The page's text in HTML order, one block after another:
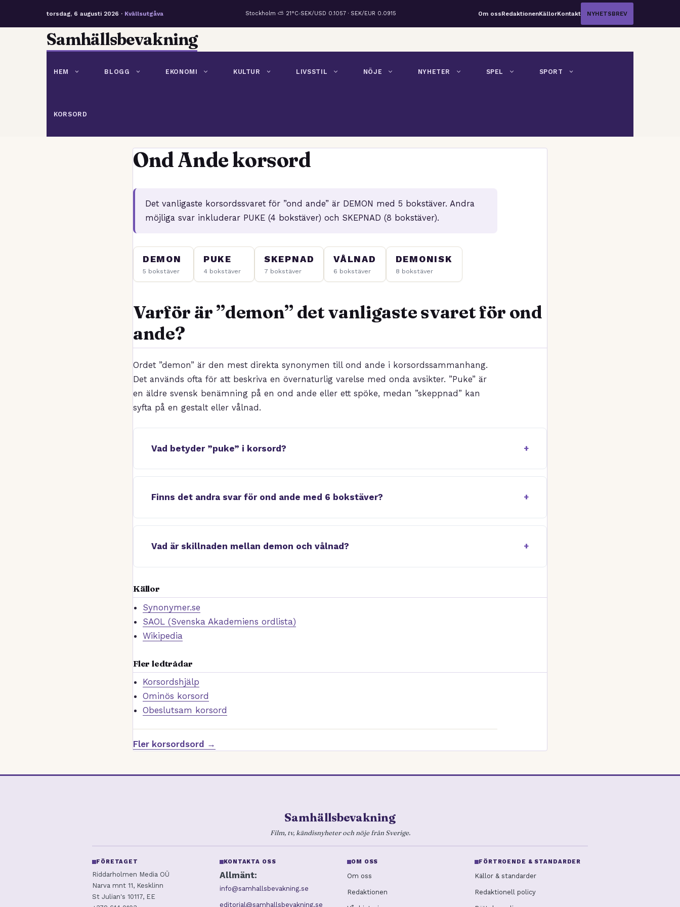
torsdag, 6 augusti 2026 · Kvällsutgåva Stockholm ⛅ 21°C SEK/USD 0.1057 · SEK/EUR 0.0915 Om ossRedaktionenKällorKontakt NYHETSBREV
Samhällsbevakning
HEM BLOGG EKONOMI KULTUR LIVSSTIL NÖJE NYHETER SPEL SPORT
KORSORD
Ond Ande korsord
Det vanligaste korsordssvaret för ”ond ande” är DEMON med 5 bokstäver. Andra
möjliga svar inkluderar PUKE (4 bokstäver) och SKEPNAD (8 bokstäver).
DEMON
5 bokstäver
PUKE
4 bokstäver
SKEPNAD
7 bokstäver
VÅLNAD
6 bokstäver
DEMONISK
8 bokstäver
Varför är ”demon” det vanligaste svaret för ond
ande?
Ordet ”demon” är den mest direkta synonymen till ond ande i korsordssammanhang.
Det används ofta för att beskriva en övernaturlig varelse med onda avsikter. ”Puke” är
en äldre svensk benämning på en ond ande eller ett spöke, medan ”skeppnad” kan
syfta på en gestalt eller vålnad.
Vad betyder ”puke” i korsord?
Finns det andra svar för ond ande med 6 bokstäver?
Vad är skillnaden mellan demon och vålnad?
Källor
Synonymer.se
SAOL (Svenska Akademiens ordlista)
Wikipedia
Fler ledtrådar
Korsordshjälp
Ominös korsord
Obeslutsam korsord
Fler korsordsord →
Samhällsbevakning
Film, tv, kändisnyheter och nöje från Sverige.
FÖRETAGET
Riddarholmen Media OÜ
Narva mnt 11, Kesklinn
St Julian's 10117, EE
KONTAKTA OSS
Allmänt:
info@samhallsbevakning.se
editorial@samhallsbevakning.se
OM OSS
Om oss
Redaktionen
FÖRTROENDE & STANDARDER
Källor & standarder
Redaktionell policy